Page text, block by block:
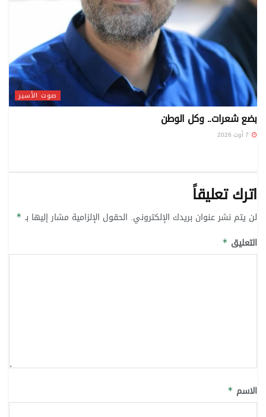
صوت الأسير
بضع شعرات.. وكل الوطن
اترك تعليقاً
لن يتم نشر عنوان بريدك الإلكتروني. الحقول الإلزامية مشار إليها بـ *
التعليق *
الاسم *